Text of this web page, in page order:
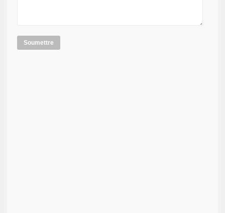
Soumettre